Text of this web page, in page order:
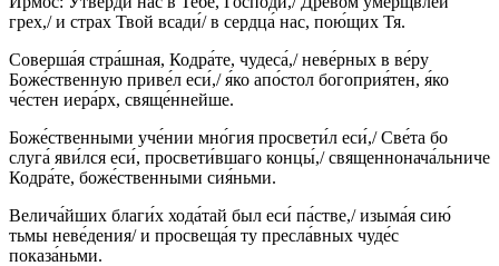
грех,/ и страх Твой всади́/ в сердца́ нас, пою́щих Тя.
Соверша́я стра́шная, Кодра́те, чудеса́,/ неве́рных в ве́ру
Боже́ственную приве́л еси́,/ я́ко апо́стол богоприя́тен, я́ко
че́стен иера́рх, свяще́ннейше.
Боже́ственными уче́нии мно́гия просвети́л еси́,/ Све́та бо
слуга́ яви́лся еси́, просвети́вшаго концы́,/ священнонача́льниче
Кодра́те, боже́ственными сия́ньми.
Велича́йших благи́х хода́тай был еси́ па́стве,/ изыма́я сию́
тьмы неве́дения/ и просвеща́я ту пресла́вных чуде́с
показа́ньми.